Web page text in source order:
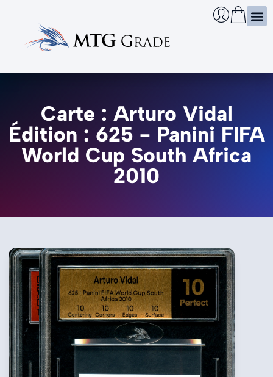
Carte : Arturo Vidal
Édition : 625 - Panini FIFA
World Cup South Africa
2010